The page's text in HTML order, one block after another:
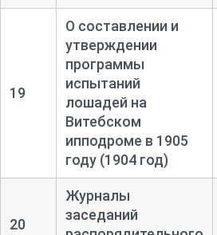
19
О составлении и
утверждении
программы
испытаний
лошадей на
Витебском
ипподроме в 1905
году (1904 год)
20
Журналы
заседаний